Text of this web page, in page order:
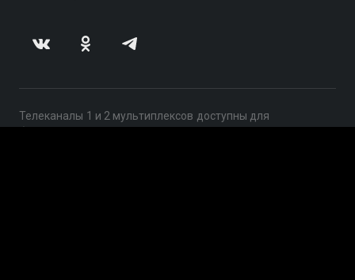
Телеканалы 1 и 2 мультиплексов доступны для